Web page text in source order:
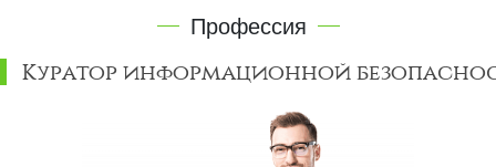
Профессия
Куратор информационной